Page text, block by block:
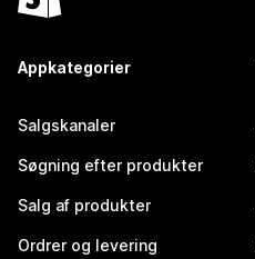
Appkategorier
Salgskanaler
Søgning efter produkter
Salg af produkter
Ordrer og levering